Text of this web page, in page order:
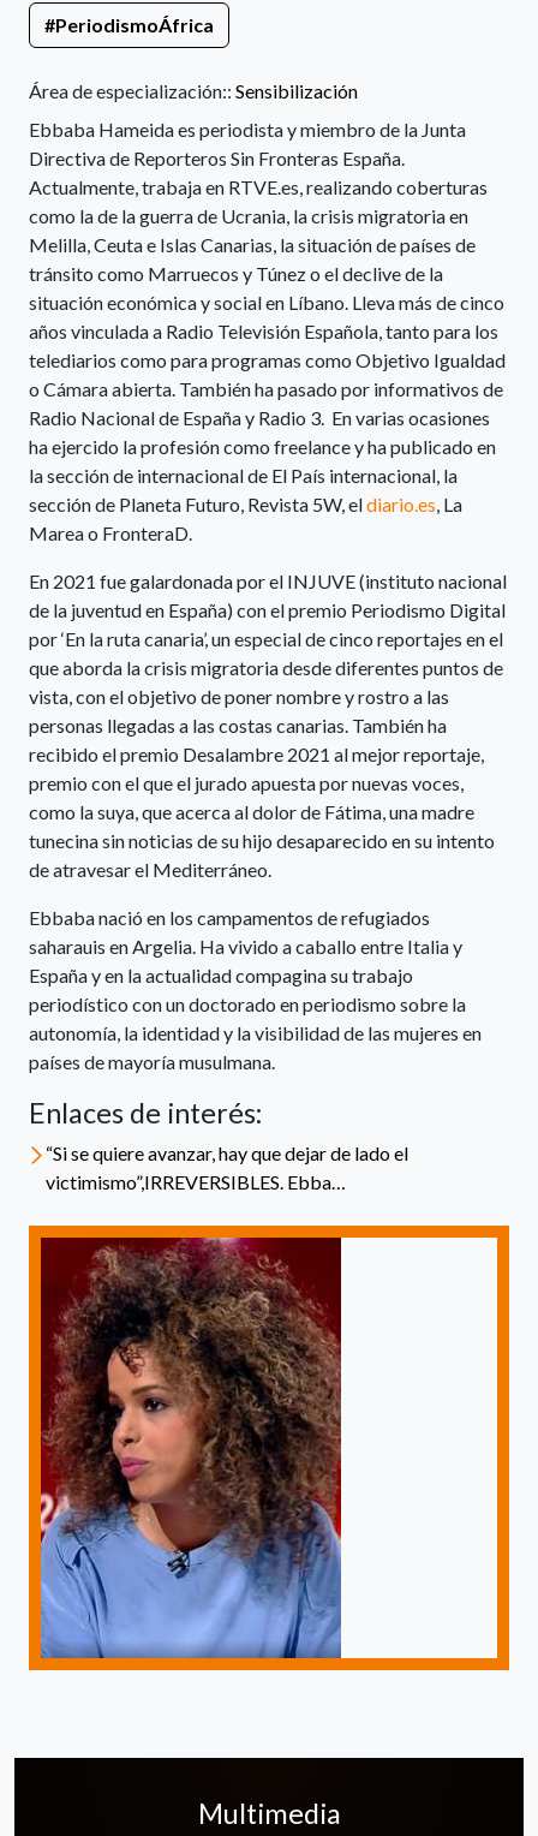
#PeriodismoÁfrica
Área de especialización:: Sensibilización
Ebbaba Hameida es periodista y miembro de la Junta
Directiva de Reporteros Sin Fronteras España.
Actualmente, trabaja en RTVE.es, realizando coberturas
como la de la guerra de Ucrania, la crisis migratoria en
Melilla, Ceuta e Islas Canarias, la situación de países de
tránsito como Marruecos y Túnez o el declive de la
situación económica y social en Líbano. Lleva más de cinco
años vinculada a Radio Televisión Española, tanto para los
telediarios como para programas como Objetivo Igualdad
o Cámara abierta. También ha pasado por informativos de
Radio Nacional de España y Radio 3. En varias ocasiones
ha ejercido la profesión como freelance y ha publicado en
la sección de internacional de El País internacional, la
sección de Planeta Futuro, Revista 5W, eldiario.es, La
Marea o FronteraD.
En 2021 fue galardonada por el INJUVE (instituto nacional
de la juventud en España) con el premio Periodismo Digital
por ‘En la ruta canaria’, un especial de cinco reportajes en el
que aborda la crisis migratoria desde diferentes puntos de
vista, con el objetivo de poner nombre y rostro a las
personas llegadas a las costas canarias. También ha
recibido el premio Desalambre 2021 al mejor reportaje,
premio con el que el jurado apuesta por nuevas voces,
como la suya, que acerca al dolor de Fátima, una madre
tunecina sin noticias de su hijo desaparecido en su intento
de atravesar el Mediterráneo.
Ebbaba nació en los campamentos de refugiados
saharauis en Argelia. Ha vivido a caballo entre Italia y
España y en la actualidad compagina su trabajo
periodístico con un doctorado en periodismo sobre la
autonomía, la identidad y la visibilidad de las mujeres en
países de mayoría musulmana.
Enlaces de interés:
“Si se quiere avanzar, hay que dejar de lado el
victimismo”,IRREVERSIBLES. Ebba…
Multimedia